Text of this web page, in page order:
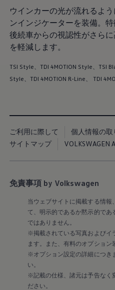
Volkswagenア
ファイナンシャルサ
ファイナンシ
フォルクスワ
Volkswagen
ライフスタイ
カスタマーポ
ID.4
Golf Variant
Passat
点検と車検
エンジンオイ
ホイールとタ
路上故障に関
フォルクスワ
アクセサリー
Lifestyle &
Car Navigation
お客様情報
ウインカーの光が流れるよ
ンインジケーターを装備。
後続車からの視認性がさら
を軽減します。
TSI Style、TDI 4MOTION Style、TSI
Style、TDI 4MOTION R-Line、 TDI
ご利用に際して 個人情報の取
サイトマップ
VOLKSWAGEN
免責事項 by Volkswagen
当ウェブサイトに掲載する情
て、明示的であるか黙示的で
ではありません。
※掲載されている写真およびイ
ます。また、有料のオプション
※オプション設定の詳細につき
い。
※記載の仕様、諸元は予告なく
ださい。